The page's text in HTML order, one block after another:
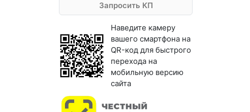
Запросить КП
Наведите камеру
вашего смартфона на
QR-код для быстрого
перехода на
мобильную версию
сайта